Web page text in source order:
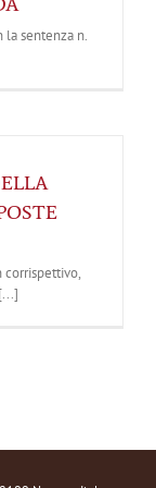
la sentenza n.
corrispettivo,